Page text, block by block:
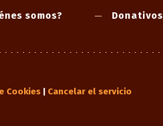
somos? Donativos
Cookies| Cancelar el servicio